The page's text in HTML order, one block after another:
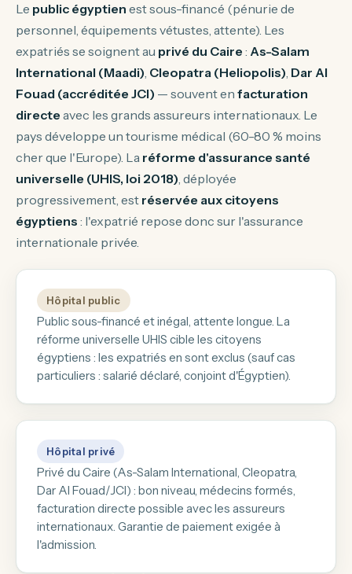
Le public égyptien est sous-financé (pénurie de
personnel, équipements vétustes, attente). Les
expatriés se soignent au privé du Caire : As-Salam
International (Maadi), Cleopatra (Heliopolis), Dar Al
Fouad (accréditée JCI) — souvent en facturation
directe avec les grands assureurs internationaux. Le
pays développe un tourisme médical (60-80 % moins
cher que l'Europe). La réforme d'assurance santé
universelle (UHIS, loi 2018), déployée
progressivement, est réservée aux citoyens
égyptiens : l'expatrié repose donc sur l'assurance
internationale privée.
Hôpital public
Public sous-financé et inégal, attente longue. La
réforme universelle UHIS cible les citoyens
égyptiens : les expatriés en sont exclus (sauf cas
particuliers : salarié déclaré, conjoint d'Égyptien).
Hôpital privé
Privé du Caire (As-Salam International, Cleopatra,
Dar Al Fouad/JCI) : bon niveau, médecins formés,
facturation directe possible avec les assureurs
internationaux. Garantie de paiement exigée à
l'admission.